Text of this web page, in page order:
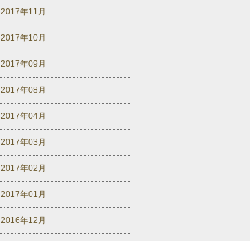
2017年11月
2017年10月
2017年09月
2017年08月
2017年04月
2017年03月
2017年02月
2017年01月
2016年12月